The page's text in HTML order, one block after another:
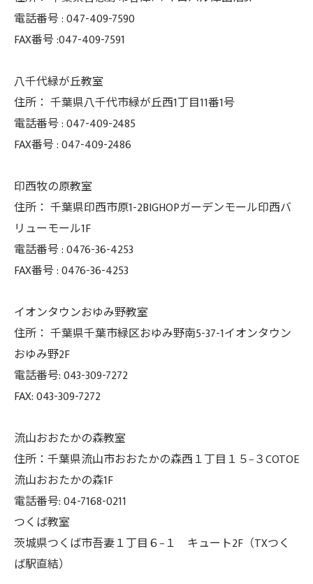
電話番号 :047-409-7590
FAX番号 :047-409-7591
八千代緑が丘教室
住所： 千葉県八千代市緑が丘西1丁目11番1号
電話番号 :047-409-2485
FAX番号 :047-409-2486
印西牧の原教室
住所： 千葉県印西市原1-2BIGHOPガーデンモール印西バ
リューモール1F
電話番号 :0476-36-4253
FAX番号 :0476-36-4253
イオンタウンおゆみ野教室
住所： 千葉県千葉市緑区おゆみ野南5-37-1イオンタウン
おゆみ野2F
電話番号: 043-309-7272
FAX: 043-309-7272
流山おおたかの森教室
住所：千葉県流山市おおたかの森西１丁目１５−３COTOE
流山おおたかの森1F
電話番号: 04-7168-0211
つくば教室
茨城県つくば市吾妻１丁目６−１ キュート2F（TXつく
ば駅直結）